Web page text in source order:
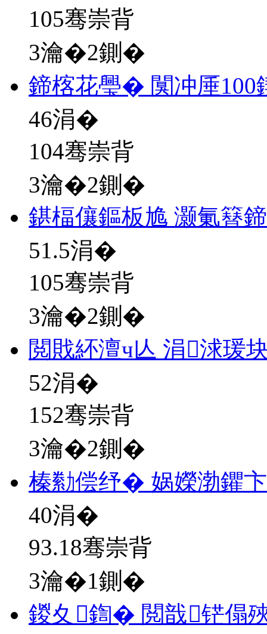
105骞崇背
3瀹�2鍘�
鍗楁花璺� 闃冲厜100
46涓�
104骞崇背
3瀹�2鍘�
鍖楅儴鏂板尯 灏氭簮
51.5涓�
105骞崇背
3瀹�2鍘�
閲戝紑澶ч亾 涓浗瑗
52涓�
152骞崇背
3瀹�2鍘�
榛勬偿纾� 娲嬫渤鑺
40涓�
93.18骞崇背
3瀹�1鍘�
鍐夊鍧� 閲戠铓傝